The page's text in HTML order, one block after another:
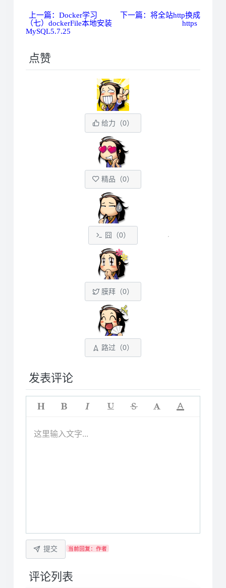
上一篇：Docker学习
（七）dockerFile本地安装
MySQL5.7.25
下一篇：将全站http换成
https
点赞
给力（0）
精品（0）
囧（0）
膜拜（0）
路过（0）
发表评论
这里输入文字...
提交 当前回复：作者
评论列表